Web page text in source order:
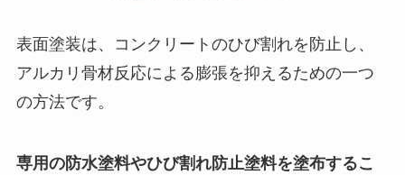
表面塗装は、コンクリートのひび割れを防止し、
アルカリ骨材反応による膨張を抑えるための一つ
の方法です。
専用の防水塗料やひび割れ防止塗料を塗布するこ